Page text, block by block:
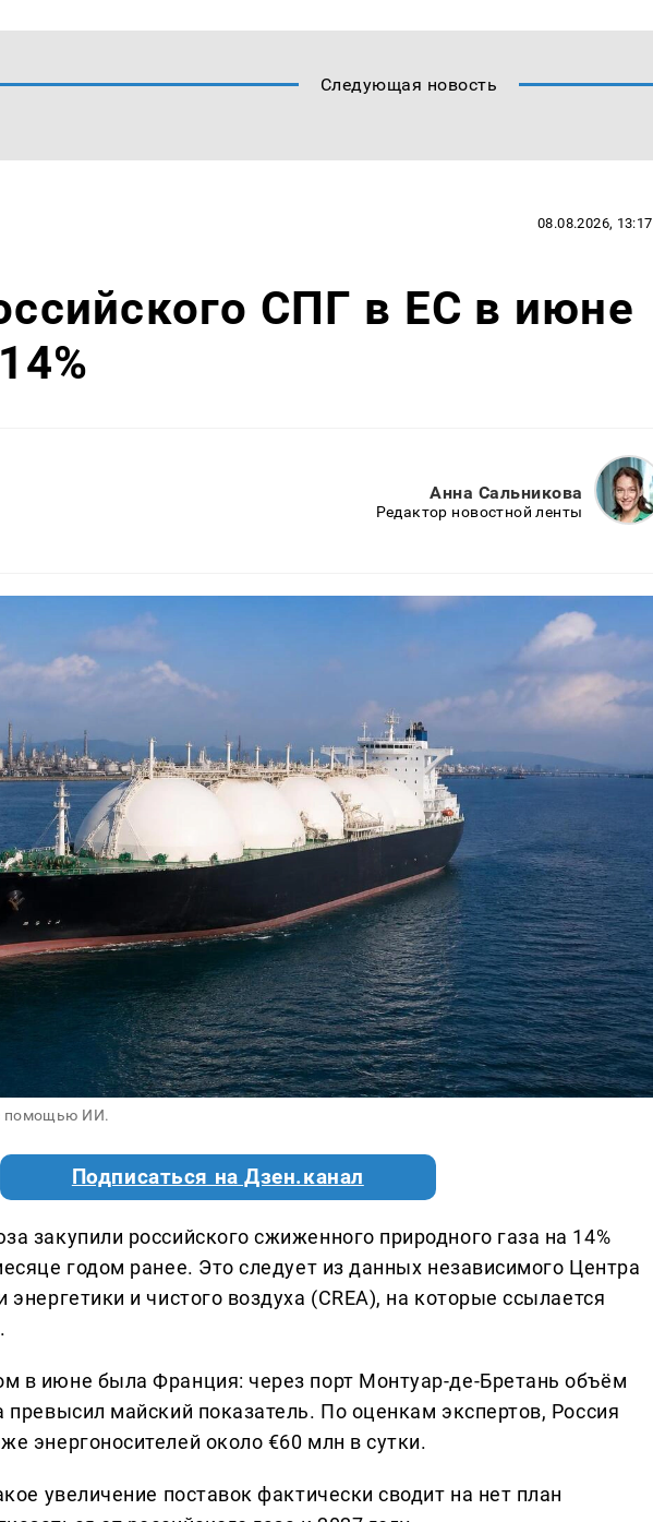
Следующая новость
08.08.2026, 13:17
СПГ в ЕС в июне
Анна Сальникова
Редактор новостной ленты
помощью ИИ.
Подписаться на Дзен.канал
закупили российского сжиженного природного газа на 14%
годом ранее. Это следует из данных независимого Центра
энергетики и чистого воздуха (CREA), на которые ссылается
в июне была Франция: через порт Монтуар-де-Бретань объём
превысил майский показатель. По оценкам экспертов, Россия
энергоносителей около €60 млн в сутки.
увеличение поставок фактически сводит на нет план